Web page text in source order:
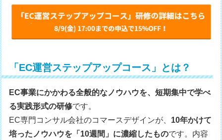
「EC運営ステップアップコース」とは？
EC事業にかかわる全般的なノウハウを、短期集中で学べ
る実践形式の研修です。
EC専門コンサル会社のコマースデザインが、 10年かけて
培ったノウハウを「10週間」に濃縮したものです。内容